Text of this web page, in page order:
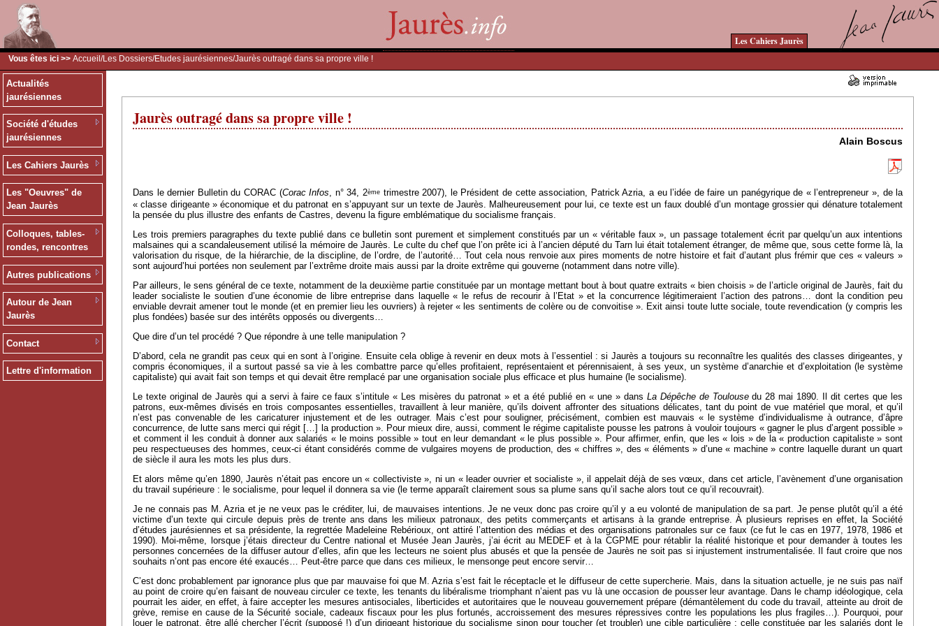
Les Cahiers Jaurès
Vous êtes ici >> Accueil /Les Dossiers/Etudes jaurésiennes/Jaurès outragé dans sa propre ville !
Actualités
jaurésiennes
Société d'études
jaurésiennes
Les Cahiers Jaurès
Les "Oeuvres" de
Jean Jaurès
Colloques, tables-
rondes, rencontres
Autres publications
Autour de Jean
Jaurès
Contact
Lettre d'information
Jaurès outragé dans sa propre ville !
Alain Boscus
Dans le dernier Bulletin du CORAC (Corac Infos , n° 34, 2èmetrimestre 2007), le Président de cette association, Patrick Azria, a eu l’idée de faire un panégyrique de « l’entrepreneur », de la
« classe dirigeante » économique et du patronat en s’appuyant sur un texte de Jaurès. Malheureusement pour lui, ce texte est un faux doublé d’un montage grossier qui dénature totalement
la pensée du plus illustre des enfants de Castres, devenu la figure emblématique du socialisme français.
Les trois premiers paragraphes du texte publié dans ce bulletin sont purement et simplement constitués par un « véritable faux », un passage totalement écrit par quelqu’un aux intentions
malsaines qui a scandaleusement utilisé la mémoire de Jaurès. Le culte du chef que l’on prête ici à l’ancien député du Tarn lui était totalement étranger, de même que, sous cette forme là, la
valorisation du risque, de la hiérarchie, de la discipline, de l’ordre, de l’autorité… Tout cela nous renvoie aux pires moments de notre histoire et fait d’autant plus frémir que ces « valeurs »
sont aujourd’hui portées non seulement par l’extrême droite mais aussi par la droite extrême qui gouverne (notamment dans notre ville).
Par ailleurs, le sens général de ce texte, notamment de la deuxième partie constituée par un montage mettant bout à bout quatre extraits « bien choisis » de l’article original de Jaurès, fait du
leader socialiste le soutien d’une économie de libre entreprise dans laquelle « le refus de recourir à l’Etat » et la concurrence légitimeraient l’action des patrons… dont la condition peu
enviable devrait amener tout le monde (et en premier lieu les ouvriers) à rejeter « les sentiments de colère ou de convoitise ». Exit ainsi toute lutte sociale, toute revendication (y compris les
plus fondées) basée sur des intérêts opposés ou divergents…
Que dire d’un tel procédé ? Que répondre à une telle manipulation ?
D’abord, cela ne grandit pas ceux qui en sont à l’origine. Ensuite cela oblige à revenir en deux mots à l’essentiel : si Jaurès a toujours su reconnaître les qualités des classes dirigeantes, y
compris économiques, il a surtout passé sa vie à les combattre parce qu’elles profitaient, représentaient et pérennisaient, à ses yeux, un système d’anarchie et d’exploitation (le système
capitaliste) qui avait fait son temps et qui devait être remplacé par une organisation sociale plus efficace et plus humaine (le socialisme).
Le texte original de Jaurès qui a servi à faire ce faux s’intitule « Les misères du patronat » et a été publié en « une » dans La Dépêche de Toulousedu 28 mai 1890. Il dit certes que les
patrons, eux-mêmes divisés en trois composantes essentielles, travaillent à leur manière, qu’ils doivent affronter des situations délicates, tant du point de vue matériel que moral, et qu’il
n’est pas convenable de les caricaturer injustement et de les outrager. Mais c’est pour souligner, précisément, combien est mauvais « le système d’individualisme à outrance, d’âpre
concurrence, de lutte sans merci qui régit […] la production ». Pour mieux dire, aussi, comment le régime capitaliste pousse les patrons à vouloir toujours « gagner le plus d’argent possible »
et comment il les conduit à donner aux salariés « le moins possible » tout en leur demandant « le plus possible ». Pour affirmer, enfin, que les « lois » de la « production capitaliste » sont
peu respectueuses des hommes, ceux-ci étant considérés comme de vulgaires moyens de production, des « chiffres », des « éléments » d’une « machine » contre laquelle durant un quart
de siècle il aura les mots les plus durs.
Et alors même qu’en 1890, Jaurès n’était pas encore un « collectiviste », ni un « leader ouvrier et socialiste », il appelait déjà de ses vœux, dans cet article, l’avènement d’une organisation
du travail supérieure : le socialisme, pour lequel il donnera sa vie (le terme apparaît clairement sous sa plume sans qu’il sache alors tout ce qu’il recouvrait).
Je ne connais pas M. Azria et je ne veux pas le créditer, lui, de mauvaises intentions. Je ne veux donc pas croire qu’il y a eu volonté de manipulation de sa part. Je pense plutôt qu’il a été
victime d’un texte qui circule depuis près de trente ans dans les milieux patronaux, des petits commerçants et artisans à la grande entreprise. À plusieurs reprises en effet, la Société
d’études jaurésiennes et sa présidente, la regrettée Madeleine Rebérioux, ont attiré l’attention des médias et des organisations patronales sur ce faux (ce fut le cas en 1977, 1978, 1986 et
1990). Moi-même, lorsque j’étais directeur du Centre national et Musée Jean Jaurès, j’ai écrit au MEDEF et à la CGPME pour rétablir la réalité historique et pour demander à toutes les
personnes concernées de la diffuser autour d’elles, afin que les lecteurs ne soient plus abusés et que la pensée de Jaurès ne soit pas si injustement instrumentalisée. Il faut croire que nos
souhaits n’ont pas encore été exaucés… Peut-être parce que dans ces milieux, le mensonge peut encore servir…
C’est donc probablement par ignorance plus que par mauvaise foi que M. Azria s’est fait le réceptacle et le diffuseur de cette supercherie. Mais, dans la situation actuelle, je ne suis pas naïf
au point de croire qu’en faisant de nouveau circuler ce texte, les tenants du libéralisme triomphant n’aient pas vu là une occasion de pousser leur avantage. Dans le champ idéologique, cela
pourrait les aider, en effet, à faire accepter les mesures antisociales, liberticides et autoritaires que le nouveau gouvernement prépare (démantèlement du code du travail, atteinte au droit de
grève, remise en cause de la Sécurité sociale, cadeaux fiscaux pour les plus fortunés, accroissement des mesures répressives contre les populations les plus fragiles…). Pourquoi, pour
louer le patronat, être allé chercher l’écrit (supposé !) d’un dirigeant historique du socialisme sinon pour toucher (et troubler) une cible particulière : celle constituée par les salariés dont le